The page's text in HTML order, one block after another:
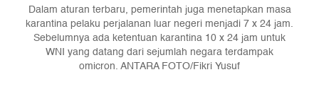
Dalam aturan terbaru, pemerintah juga menetapkan masa
karantina pelaku perjalanan luar negeri menjadi 7 x 24 jam.
Sebelumnya ada ketentuan karantina 10 x 24 jam untuk
WNI yang datang dari sejumlah negara terdampak
omicron. ANTARA FOTO/Fikri Yusuf